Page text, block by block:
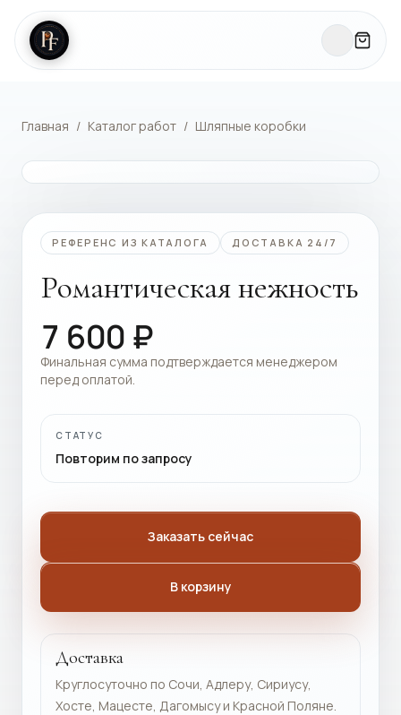
Главная / Каталог работ / Шляпные коробки
РЕФЕРЕНС ИЗ КАТАЛОГА ДОСТАВКА 24/7
Романтическая нежность
7 600 ₽
Финальная сумма подтверждается менеджером
перед оплатой.
СТАТУС
Повторим по запросу
Заказать сейчас
В корзину
Доставка
Круглосуточно по Сочи, Адлеру, Сириусу,
Хосте, Мацесте, Дагомысу и Красной Поляне.